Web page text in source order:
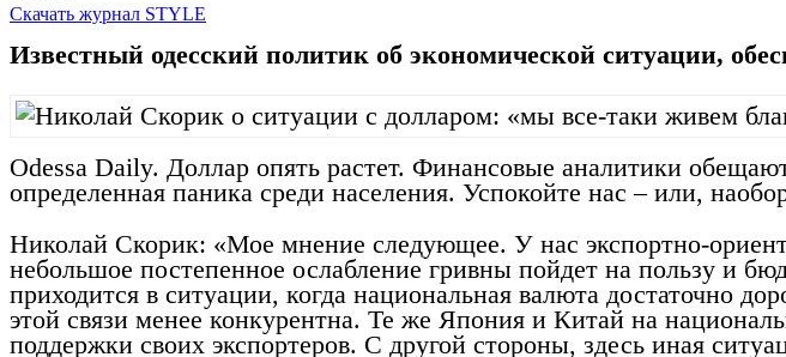
Скачать журнал STYLE
Известный одесский политик об экономической ситуации,
Odessa Daіly. Доллар опять растет. Финансовые аналитики
определенная паника среди населения. Успокойте нас – или,
Николай Скорик: «Мое мнение следующее. У нас экспортно-
небольшое постепенное ослабление гривны пойдет на пользу и
приходится в ситуации, когда национальная валюта достаточно
этой связи менее конкурентна. Те же Япония и Китай на
поддержки своих экспортеров. С другой стороны, здесь иная